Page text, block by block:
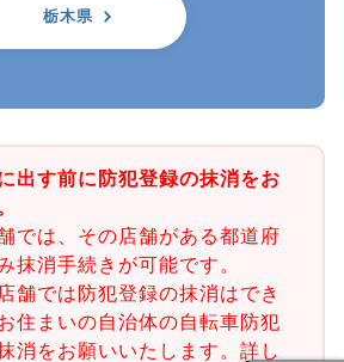
栃木県
出す前に防犯登録の抹消をお
では、その店舗がある都道府
抹消手続きが可能です。
舗では防犯登録の抹消はでき
住まいの自治体の自転車防犯
消をお願いいたします。詳し